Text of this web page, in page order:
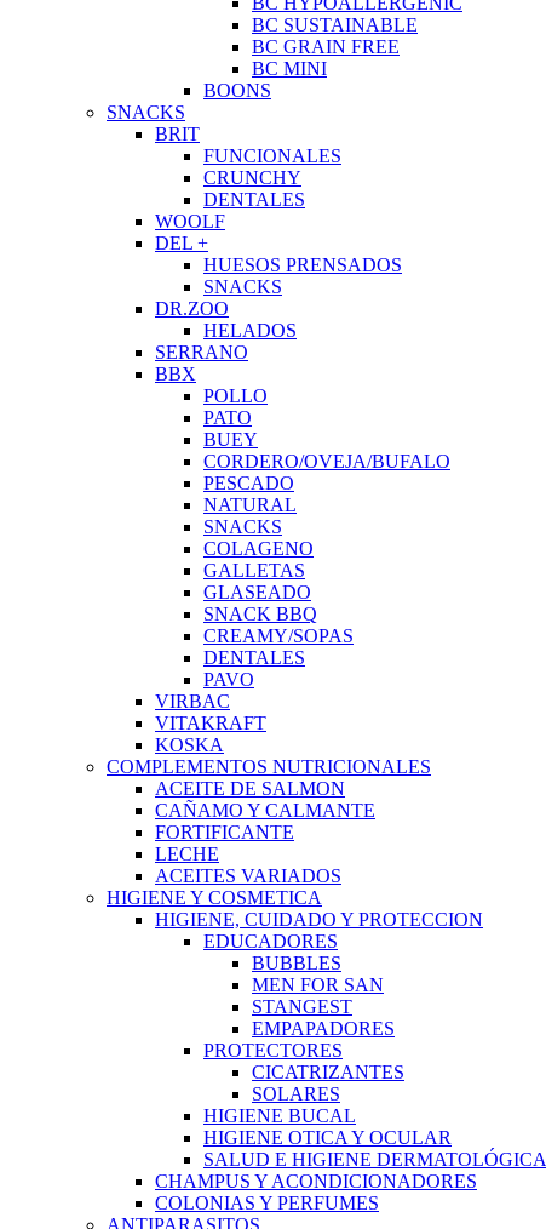
BC SUSTAINABLE
BC GRAIN FREE
BC MINI
BOONS
SNACKS
BRIT
FUNCIONALES
CRUNCHY
DENTALES
WOOLF
DEL +
HUESOS PRENSADOS
SNACKS
DR.ZOO
HELADOS
SERRANO
BBX
POLLO
PATO
BUEY
CORDERO/OVEJA/BUFALO
PESCADO
NATURAL
SNACKS
COLAGENO
GALLETAS
GLASEADO
SNACK BBQ
CREAMY/SOPAS
DENTALES
PAVO
VIRBAC
VITAKRAFT
KOSKA
COMPLEMENTOS NUTRICIONALES
ACEITE DE SALMON
CAÑAMO Y CALMANTE
FORTIFICANTE
LECHE
ACEITES VARIADOS
HIGIENE Y COSMETICA
HIGIENE, CUIDADO Y PROTECCION
EDUCADORES
BUBBLES
MEN FOR SAN
STANGEST
EMPAPADORES
PROTECTORES
CICATRIZANTES
SOLARES
HIGIENE BUCAL
HIGIENE OTICA Y OCULAR
SALUD E HIGIENE DERMATOLÓGICA
CHAMPUS Y ACONDICIONADORES
COLONIAS Y PERFUMES
ANTIPARASITOS